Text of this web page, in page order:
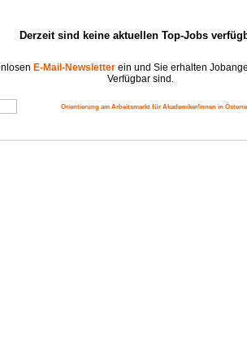
Derzeit sind keine aktuellen Top-Jobs
E-Mail-Newsletterein und Sie erhalten
Verfügbar sind.
Orientierung am Arbeitsmarkt für Akademiker/innen in